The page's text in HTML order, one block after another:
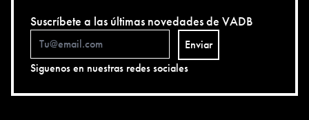
Suscríbete a las últimas novedades de VADB
Enviar
Siguenos en nuestras redes sociales